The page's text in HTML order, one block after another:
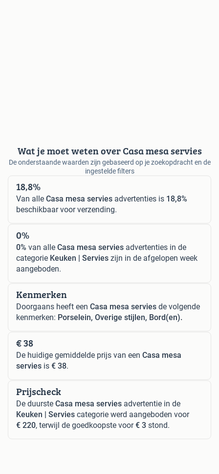
Wat je moet weten over Casa mesa servies
De onderstaande waarden zijn gebaseerd op je zoekopdracht en de
ingestelde filters
18,8%
Van alle Casa mesa servies advertenties is 18,8%
beschikbaar voor verzending.
0%
0% van alle Casa mesa servies advertenties in de
categorie Keuken | Servies zijn in de afgelopen week
aangeboden.
Kenmerken
Doorgaans heeft een Casa mesa servies de volgende
kenmerken: Porselein, Overige stijlen, Bord(en).
€ 38
De huidige gemiddelde prijs van een Casa mesa
servies is € 38.
Prijscheck
De duurste Casa mesa servies advertentie in de
Keuken | Servies categorie werd aangeboden voor
€ 220, terwijl de goedkoopste voor€ 3 stond.